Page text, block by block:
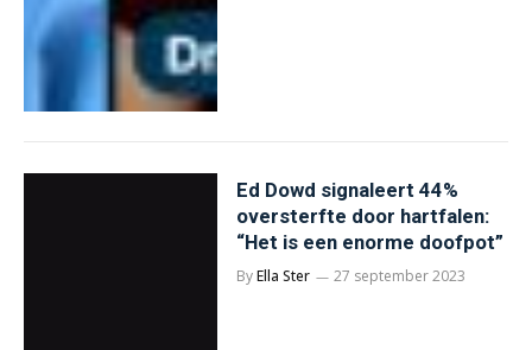
Ed Dowd signaleert 44%
oversterfte door hartfalen:
“Het is een enorme doofpot”
ByElla Ster 27 september 2023